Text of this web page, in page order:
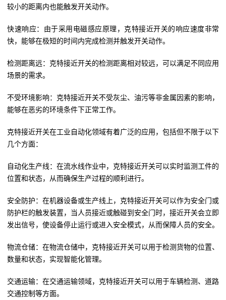
较小的距离内也能触发开关动作。
快速响应：由于采用电磁感应原理，克特接近开关的响应速度非常
快，能够在极短的时间内完成检测并触发开关动作。
检测距离远：克特接近开关的检测距离相对较远，可以满足不同应用
场景的需求。
不受环境影响：克特接近开关不受灰尘、油污等非金属因素的影响，
能够在恶劣的环境条件下正常工作。
克特接近开关在工业自动化领域有着广泛的应用，包括但不限于以下
几个方面：
自动化生产线：在流水线作业中，克特接近开关可以实时监测工件的
位置和状态，从而确保生产过程的顺利进行。
安全防护：在机器设备或生产线上，克特接近开关可以作为安全门或
防护栏的触发装置，当人员接近或触碰到安全门时，接近开关会立即
发出信号，使设备停止运行或进入安全模式，从而保障人员的安全。
物流仓储：在物流仓储中，克特接近开关可以用于检测货物的位置、
数量和状态，实现智能化管理。
交通运输：在交通运输领域，克特接近开关可以用于车辆检测、道路
交通控制等方面。